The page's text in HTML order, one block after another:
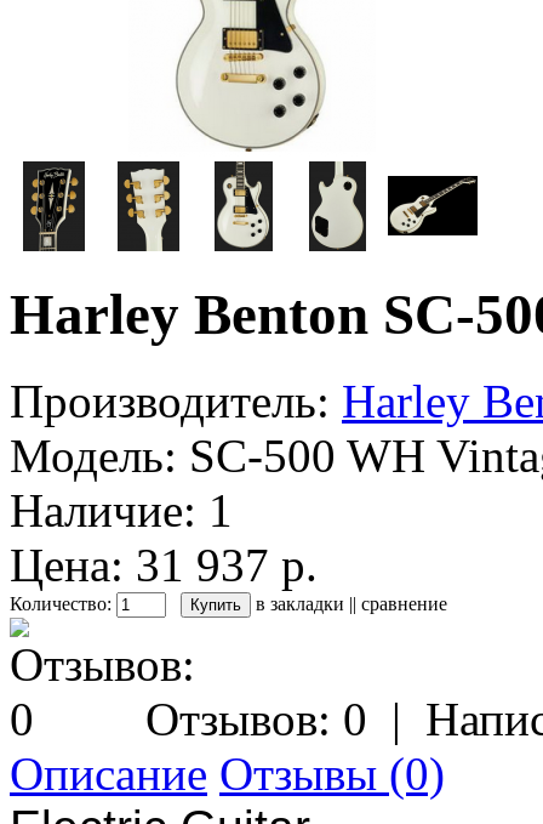
Harley Benton SC-
Производитель: Harley
Модель: SC-500 WH
Наличие: 1
Цена: 31 937 р.
Количество: в закладки || сравнение
Отзывов: 0 |
Описание Отзывы (0)